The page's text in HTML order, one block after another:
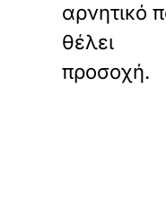
αρνητικό
θέλει
προσοχή.